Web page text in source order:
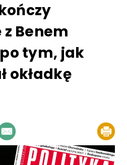
Benem
tym, jak
okładkę